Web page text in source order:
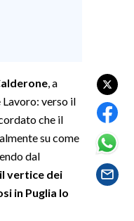
, a
verso il
che il
su come
dal
vertice dei
in Puglia lo